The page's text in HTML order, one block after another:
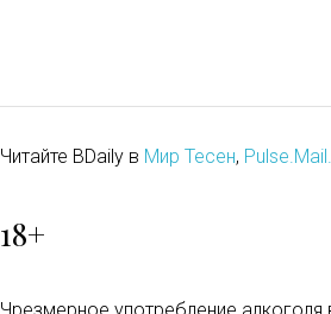
Читайте BDaily в Мир Тесен,
18+
Чрезмерное употребление